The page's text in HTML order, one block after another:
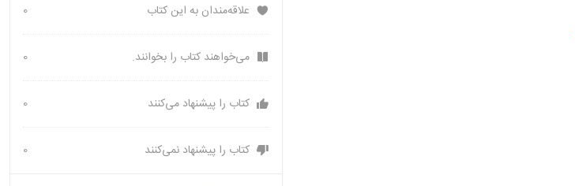
علاقه‌مندان به این کتاب 0
می‌خواهند کتاب را بخوانند. 0
کتاب را پیشنهاد می‌کنند 0
کتاب را پیشنهاد نمی‌کنند 0